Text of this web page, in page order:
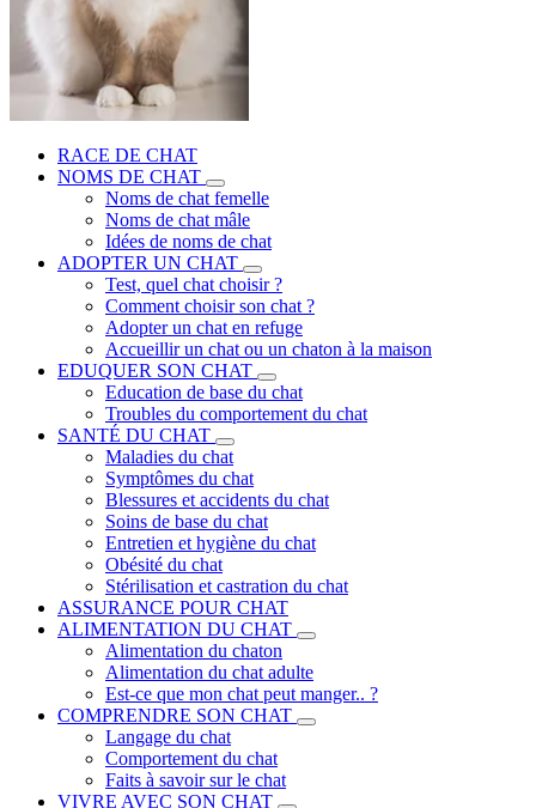
RACE DE CHAT
NOMS DE CHAT
Noms de chat femelle
Noms de chat mâle
Idées de noms de chat
ADOPTER UN CHAT
Test, quel chat choisir ?
Comment choisir son chat ?
Adopter un chat en refuge
Accueillir un chat ou un chaton à la maison
EDUQUER SON CHAT
Education de base du chat
Troubles du comportement du chat
SANTÉ DU CHAT
Maladies du chat
Symptômes du chat
Blessures et accidents du chat
Soins de base du chat
Entretien et hygiène du chat
Obésité du chat
Stérilisation et castration du chat
ASSURANCE POUR CHAT
ALIMENTATION DU CHAT
Alimentation du chaton
Alimentation du chat adulte
Est-ce que mon chat peut manger.. ?
COMPRENDRE SON CHAT
Langage du chat
Comportement du chat
Faits à savoir sur le chat
VIVRE AVEC SON CHAT